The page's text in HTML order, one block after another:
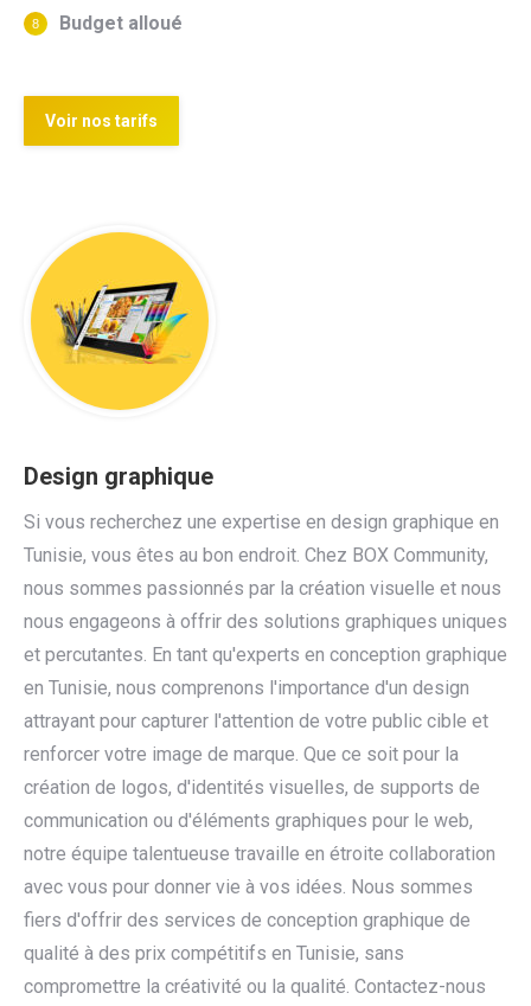
Budget alloué
Voir nos tarifs
Design graphique
Si vous recherchez une expertise en design graphique en
Tunisie, vous êtes au bon endroit. Chez BOX Community,
nous sommes passionnés par la création visuelle et nous
nous engageons à offrir des solutions graphiques uniques
et percutantes. En tant qu'experts en conception graphique
en Tunisie, nous comprenons l'importance d'un design
attrayant pour capturer l'attention de votre public cible et
renforcer votre image de marque. Que ce soit pour la
création de logos, d'identités visuelles, de supports de
communication ou d'éléments graphiques pour le web,
notre équipe talentueuse travaille en étroite collaboration
avec vous pour donner vie à vos idées. Nous sommes
fiers d'offrir des services de conception graphique de
qualité à des prix compétitifs en Tunisie, sans
compromettre la créativité ou la qualité. Contactez-nous